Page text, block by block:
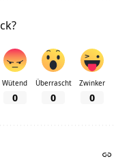
Wütend
0
Überrascht
0
Zwinker
0